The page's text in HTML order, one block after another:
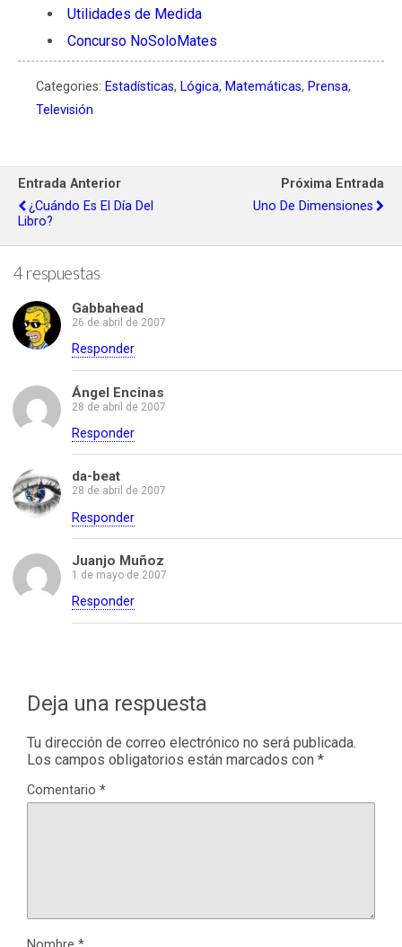
Utilidades de Medida
Concurso NoSoloMates
Categories: Estadísticas, Lógica, Matemáticas, Prensa,
Televisión
Entrada Anterior
¿Cuándo Es El Día Del
Libro?
Próxima Entrada
Uno De Dimensiones
4 respuestas
Gabbahead
26 de abril de 2007
Responder
Ángel Encinas
28 de abril de 2007
Responder
da-beat
28 de abril de 2007
Responder
Juanjo Muñoz
1 de mayo de 2007
Responder
Deja una respuesta
Tu dirección de correo electrónico no será publicada.
Los campos obligatorios están marcados con *
Comentario *